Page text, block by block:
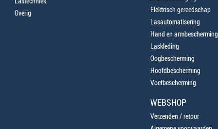
Overig
Elektrisch gereedschap
Lasautomatisering
Hand en armbescherming
Laskleding
Oogbescherming
Hoofdbescherming
Voetbescherming
WEBSHOP
Verzenden / retour